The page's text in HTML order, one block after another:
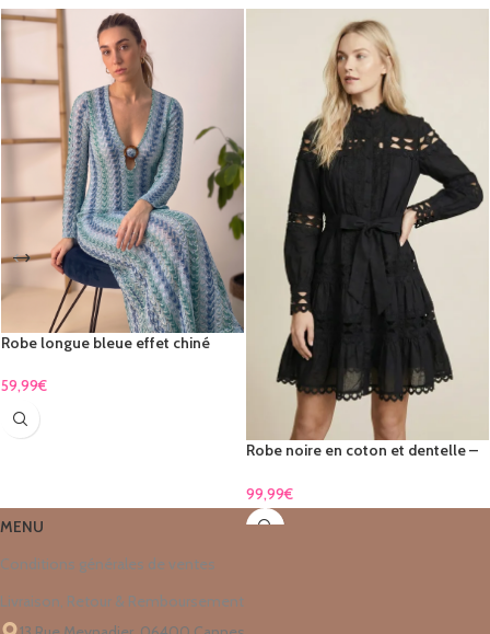
Robe longue bleue effet chiné
59,99€
Robe noire en coton et dentelle –
new
99,99€
MENU
Conditions générales de ventes
Livraison, Retour & Remboursement